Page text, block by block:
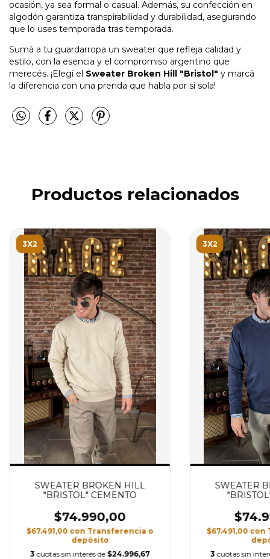
ocasión, ya sea formal o casual. Además, su confección en
algodón garantiza transpirabilidad y durabilidad, asegurando
que lo uses temporada tras temporada.
Sumá a tu guardarropa un sweater que refleja calidad y
estilo, con la esencia y el compromiso argentino que
merecés. ¡Elegí el Sweater Broken Hill "Bristol" y marcá
la diferencia con una prenda que habla por sí sola!
Productos relacionados
3X2
SWEATER BROKEN HILL
"BRISTOL" CEMENTO
$74.990,00
$67.491,00 con Transferencia o
depósito
3 cuotas sin interés de $24.996,67
3X2
SWEATER
$67.491,00 con
3 cuotas sin